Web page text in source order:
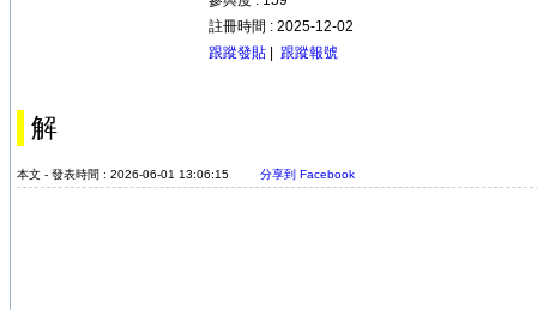
註冊時間 : 2025-12-02
跟蹤發貼
跟蹤報號
解
本文 - 發表時間 : 2026-06-01 13:06:15 分享到 Facebook